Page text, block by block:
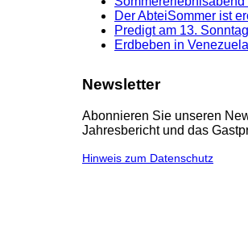
Der AbteiSommer ist
Predigt am 13.
Erdbeben in Venezuela
Newsletter
Abonnieren Sie unseren
Jahresbericht und das
Hinweis zum Datenschutz